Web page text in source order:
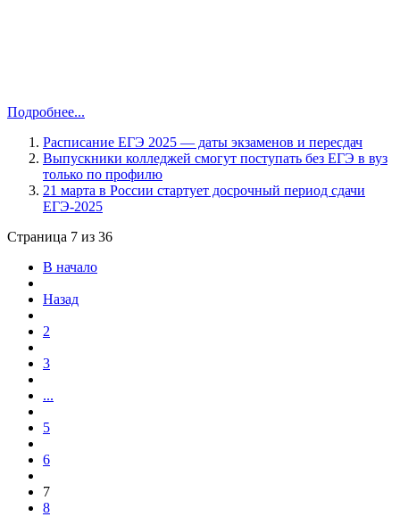
Подробнее...
Расписание ЕГЭ 2025 — даты экзаменов и пересдач
Выпускники колледжей смогут поступать без ЕГЭ в вуз
только по профилю
21 марта в России стартует досрочный период сдачи
ЕГЭ-2025
Страница 7 из 36
В начало
Назад
2
3
...
5
6
7
8